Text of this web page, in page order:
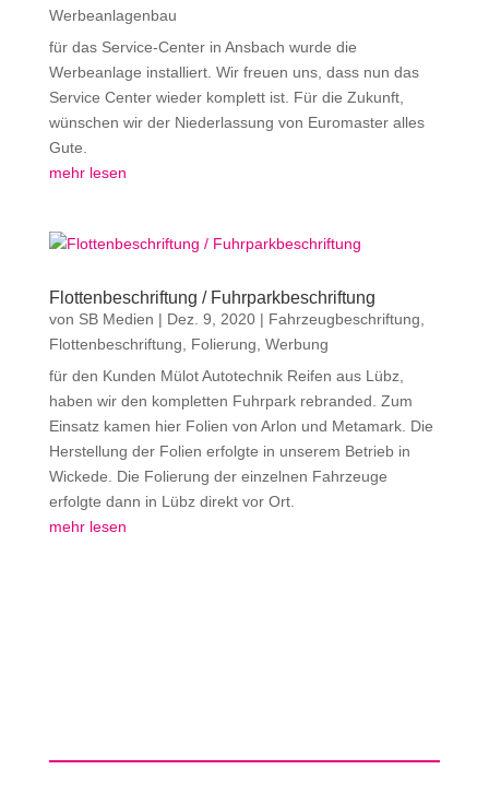
Werbeanlagenbau
für das Service-Center in Ansbach wurde die
Werbeanlage installiert. Wir freuen uns, dass nun das
Service Center wieder komplett ist. Für die Zukunft,
wünschen wir der Niederlassung von Euromaster alles
Gute.
mehr lesen
Flottenbeschriftung / Fuhrparkbeschriftung
von SB Medien | Dez. 9, 2020| Fahrzeugbeschriftung
Flottenbeschriftung
Folierung Werbung
für den Kunden Mülot Autotechnik Reifen aus Lübz,
haben wir den kompletten Fuhrpark rebranded. Zum
Einsatz kamen hier Folien von Arlon und Metamark. Die
Herstellung der Folien erfolgte in unserem Betrieb in
Wickede. Die Folierung der einzelnen Fahrzeuge
erfolgte dann in Lübz direkt vor Ort.
mehr lesen